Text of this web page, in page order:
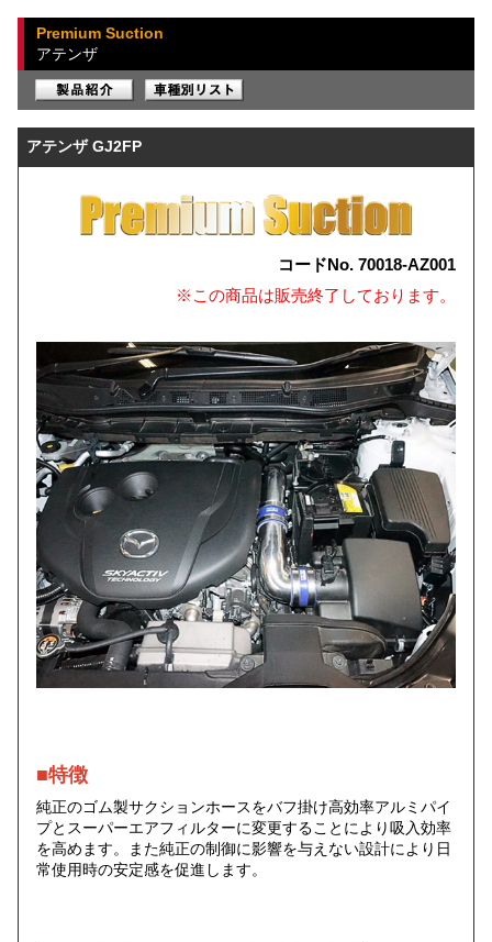
Premium Suction
アテンザ
アテンザ GJ2FP
コードNo. 70018-AZ001
※この商品は販売終了しております。
■特徴
純正のゴム製サクションホースをバフ掛け高効率アルミパイ
プとスーパーエアフィルターに変更することにより吸入効率
を高めます。また純正の制御に影響を与えない設計により日
常使用時の安定感を促進します。